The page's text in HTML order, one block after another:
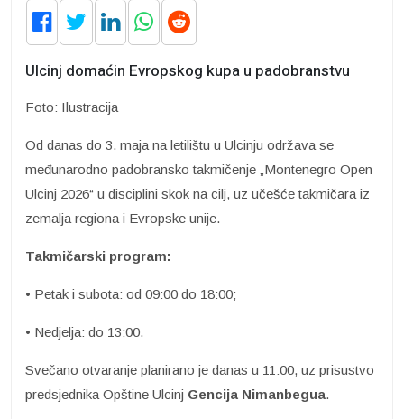
Ulcinj domaćin Evropskog kupa u padobranstvu
Foto: Ilustracija
Od danas do 3. maja na letilištu u Ulcinju održava se
međunarodno padobransko takmičenje „Montenegro Open
Ulcinj 2026“ u disciplini skok na cilj, uz učešće takmičara iz
zemalja regiona i Evropske unije.
Takmičarski program:
• Petak i subota: od 09:00 do 18:00;
• Nedjelja: do 13:00.
Svečano otvaranje planirano je danas u 11:00, uz prisustvo
predsjednika Opštine Ulcinj Gencija Nimanbegua.